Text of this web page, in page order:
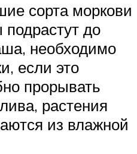
сорта моркови
подрастут до
необходимо
если это
прорывать
растения
из влажной